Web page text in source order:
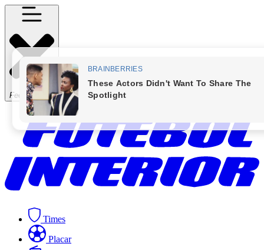
Fechar Menu
Times
Placar